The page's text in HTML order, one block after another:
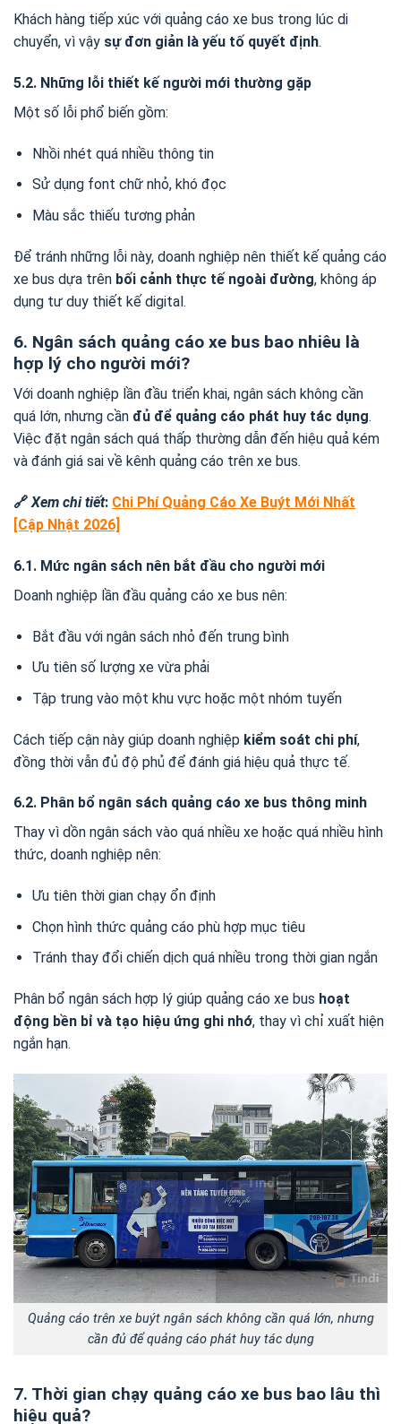
Khách hàng tiếp xúc với quảng cáo xe bus trong lúc di
chuyển, vì vậy sự đơn giản là yếu tố quyết định.
5.2. Những lỗi thiết kế người mới thường gặp
Một số lỗi phổ biến gồm:
Nhồi nhét quá nhiều thông tin
Sử dụng font chữ nhỏ, khó đọc
Màu sắc thiếu tương phản
Để tránh những lỗi này, doanh nghiệp nên thiết kế quảng cáo
xe bus dựa trên bối cảnh thực tế ngoài đường, không áp
dụng tư duy thiết kế digital.
6. Ngân sách quảng cáo xe bus bao nhiêu là
hợp lý cho người mới?
Với doanh nghiệp lần đầu triển khai, ngân sách không cần
quá lớn, nhưng cần đủ để quảng cáo phát huy tác dụng.
Việc đặt ngân sách quá thấp thường dẫn đến hiệu quả kém
và đánh giá sai về kênh quảng cáo trên xe bus.
🔗Xem chi tiết: Chi Phí Quảng Cáo Xe Buýt Mới Nhất
[Cập Nhật 2026]
6.1. Mức ngân sách nên bắt đầu cho người mới
Doanh nghiệp lần đầu quảng cáo xe bus nên:
Bắt đầu với ngân sách nhỏ đến trung bình
Ưu tiên số lượng xe vừa phải
Tập trung vào một khu vực hoặc một nhóm tuyến
Cách tiếp cận này giúp doanh nghiệp kiểm soát chi phí,
đồng thời vẫn đủ độ phủ để đánh giá hiệu quả thực tế.
6.2. Phân bổ ngân sách quảng cáo xe bus thông minh
Thay vì dồn ngân sách vào quá nhiều xe hoặc quá nhiều hình
thức, doanh nghiệp nên:
Ưu tiên thời gian chạy ổn định
Chọn hình thức quảng cáo phù hợp mục tiêu
Tránh thay đổi chiến dịch quá nhiều trong thời gian ngắn
Phân bổ ngân sách hợp lý giúp quảng cáo xe bus hoạt
động bền bỉ và tạo hiệu ứng ghi nhớ, thay vì chỉ xuất hiện
ngắn hạn.
Quảng cáo trên xe buýt ngân sách không cần quá lớn, nhưng
cần đủ để quảng cáo phát huy tác dụng
7. Thời gian chạy quảng cáo xe bus bao lâu thì
hiệu quả?